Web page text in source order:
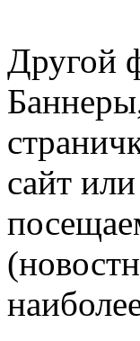
Другой
сайт